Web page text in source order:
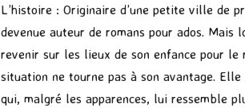
L’histoire : Originaire d’une petite ville de
devenue auteur de romans pour ados.
revenir sur les lieux de son enfance pour le
situation ne tourne pas à son avantage.
qui, malgré les apparences, lui ressemble